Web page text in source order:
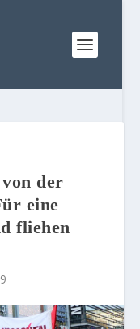
der
eine
fliehen